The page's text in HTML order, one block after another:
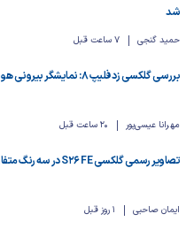
شد
حمید گنجی 7 ساعت قبل
بررسی گلکسی زد فلیپ ۸: نمایشگر بیرونی هوشمندتر و قیمت بالاتر!
مهرانا عیسی‌پور 20 ساعت قبل
تصاویر رسمی گلکسی S26 FE در سه رنگ متفاوت فاش شد
ایمان صاحبی 1 روز قبل